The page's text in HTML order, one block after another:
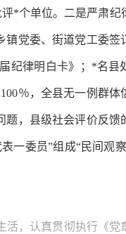
*个单位。二是严肃纪
镇党委、街道党工委签
纪律明白卡》；*名县
％，全县无一例群体
题，县级社会评价反馈
一委员”组成“民间观
活，认真贯彻执行《党